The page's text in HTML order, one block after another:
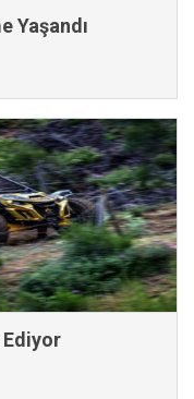
Yaşandı
Ediyor